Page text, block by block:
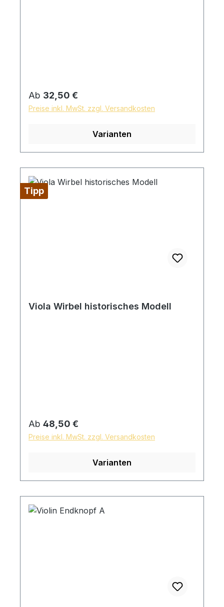
Regulärer Preis:
Ab 32,50 €
Preise inkl. MwSt. zzgl. Versandkosten
Varianten
Tipp
Viola Wirbel historisches Modell
Regulärer Preis:
Ab 48,50 €
Preise inkl. MwSt. zzgl. Versandkosten
Varianten